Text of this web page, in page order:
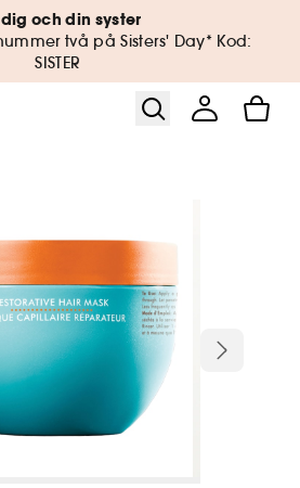
dig och din syster
två på Sisters' Day* Kod:
SISTER